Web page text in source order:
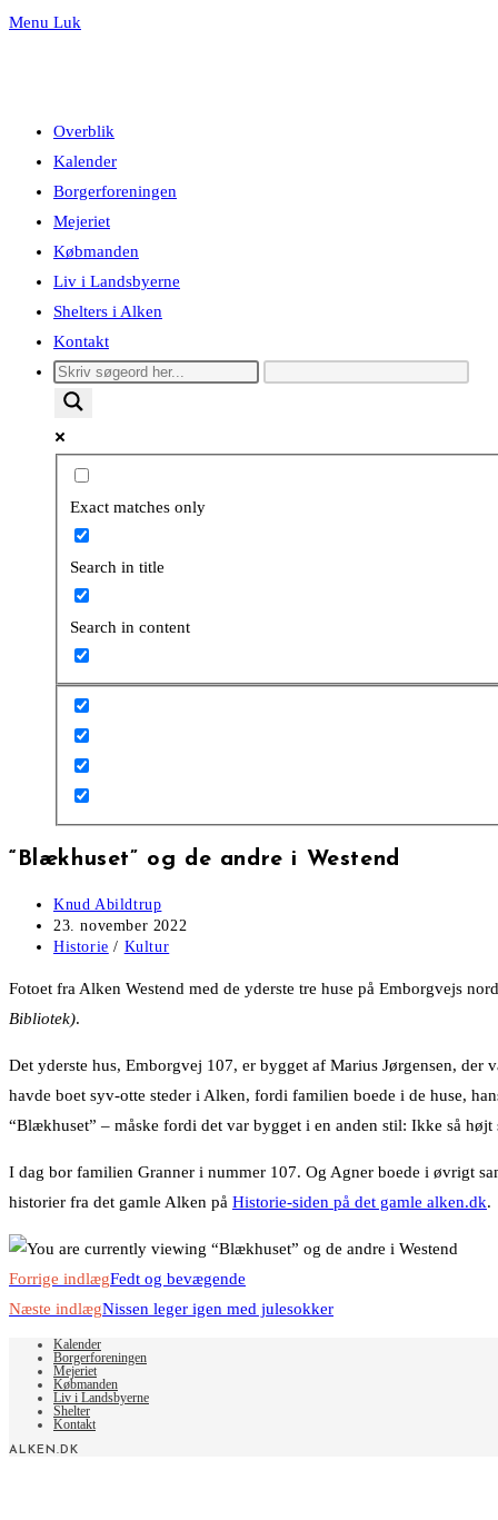
Menu Luk
Overblik
Kalender
Borgerforeningen
Mejeriet
Købmanden
Liv i Landsbyerne
Shelters i Alken
Kontakt
Exact matches only
Search in title
Search in content
“Blækhuset” og de andre i Westend
Post
author:
Knud Abildtrup
Post
published:
23. november 2022
Post
Historie / Kultur
Fotoet fra Alken Westend med de yderste tre huse på Emborgvejs
Bibliotek).
Det yderste hus, Emborgvej 107, er bygget af Marius Jørgensen,
havde boet syv-otte steder i Alken, fordi familien boede i de huse,
“Blækhuset” – måske fordi det var bygget i en anden stil: Ikke så
I dag bor familien Granner i nummer 107. Og Agner boede i øvrigt
historier fra det gamle Alken på Historie-siden på det gamle alken.dk.
Read
more
articles
Forrige indlægFedt og bevægende
Næste indlægNissen leger igen med julesokker
Kalender
Borgerforeningen
Mejeriet
Købmanden
Liv i Landsbyerne
Shelter
Kontakt
ALKEN.DK